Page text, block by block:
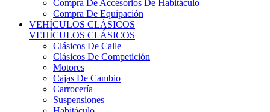
Compra De Piezas
KARTING
KARTING
Karts Completos Alevín
Karts Completos Cadete
Karts Completos Junior
Karts Completos Senior
Superkart
Karts Completos Hobbye
Remolques